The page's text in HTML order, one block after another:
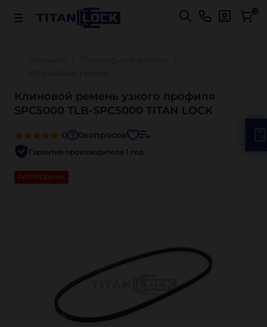
Важно! Для оплаты заказов Подробнее 0
Клиновой ремень узкого профиля
SPC5000 TLB-SPC5000 TITAN LOCK
0 0вопросов
Гарантия производителя 1 год
РАСПРОДАЖА